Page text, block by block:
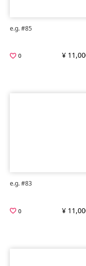
e.g. #85
0
¥
e.g. #83
0
¥